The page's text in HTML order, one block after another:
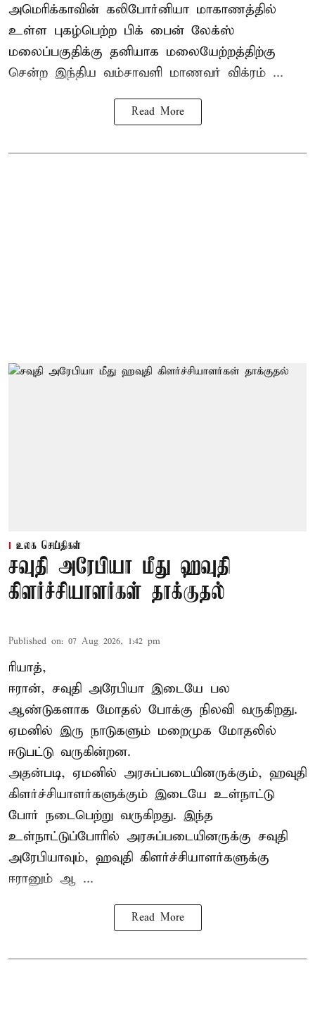
அமெரிக்காவின் கலிபோர்னியா மாகாணத்தில்
உள்ள புகழ்பெற்ற பிக் பைன் லேக்ஸ்
மலைப்பகுதிக்கு தனியாக மலையேற்றத்திற்கு
சென்ற இந்திய வம்சாவளி மாணவர் விக்ரம் ...
Read More
உலக செய்திகள்
சவுதி அரேபியா மீது ஹவுதி
கிளர்ச்சியாளர்கள் தாக்குதல்
Published on: 07 Aug 2026, 1:42 pm
ரியாத்,
ஈரான், சவுதி அரேபியா இடையே பல
ஆண்டுகளாக மோதல் போக்கு நிலவி வருகிறது.
ஏமனில் இரு நாடுகளும் மறைமுக மோதலில்
ஈடுபட்டு வருகின்றன.
அதன்படி, ஏமனில் அரசுப்படையினருக்கும், ஹவுதி
கிளர்ச்சியாளர்களுக்கும் இடையே உள்நாட்டு
போர் நடைபெற்று வருகிறது. இந்த
உள்நாட்டுப்போரில் அரசுப்படையினருக்கு சவுதி
அரேபியாவும், ஹவுதி கிளர்ச்சியாளர்களுக்கு
ஈரானும் ஆ ...
Read More